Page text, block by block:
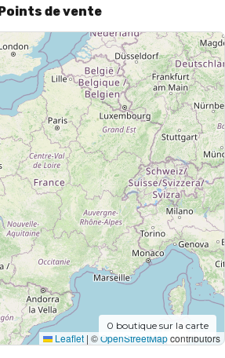
Points de vente
Leaflet | ©OpenStreetMapcontributors
0 boutique sur la carte